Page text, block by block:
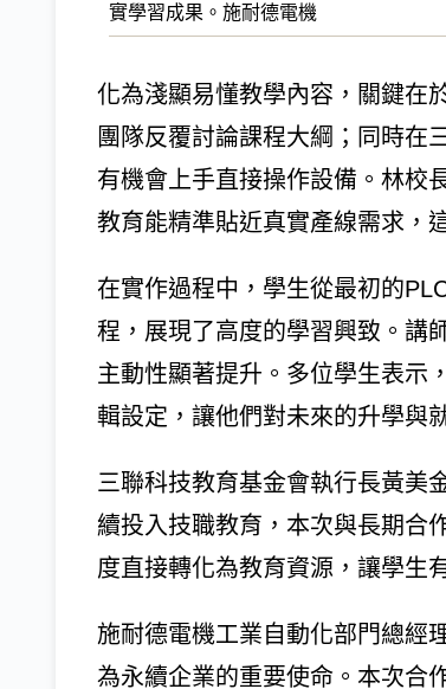
實學習成果。施耐德電機
化為淺顯易懂教學內容，關鍵在
團隊反覆討論課程大綱；同時在
有機會上手直接操作設備。林校
教育能精準貼近真實產線需求，
在實作過程中，學生從最初的
程，展現了高度的學習興致。講
主動性顯著提升。多位學生表示
輯設定，讓他們對未來的升學與
三聯科技教育基金會執行長黃美
續投入技職教育，本次與長期合
度直接轉化為教育資源，讓學生
施耐德電機工業自動化部門總經
為永續企業的重要使命。本次合